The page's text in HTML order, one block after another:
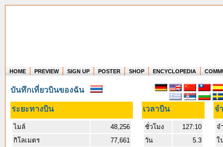
Where in the world have you flown?
How long have you been in the air?
Create your own FlightMemory and see!
HOME PREVIEW SIGN UP POSTER SHOP ENCYCLOPEDIA
บันทึกเที่ยวบินของฉัน
ระยะทางบิน เวลาบิน จ
ไมล์
48,256
กิโลเมตร
77,661
ชั่วโมง
127:10
วัน
5.3
จ
ใ